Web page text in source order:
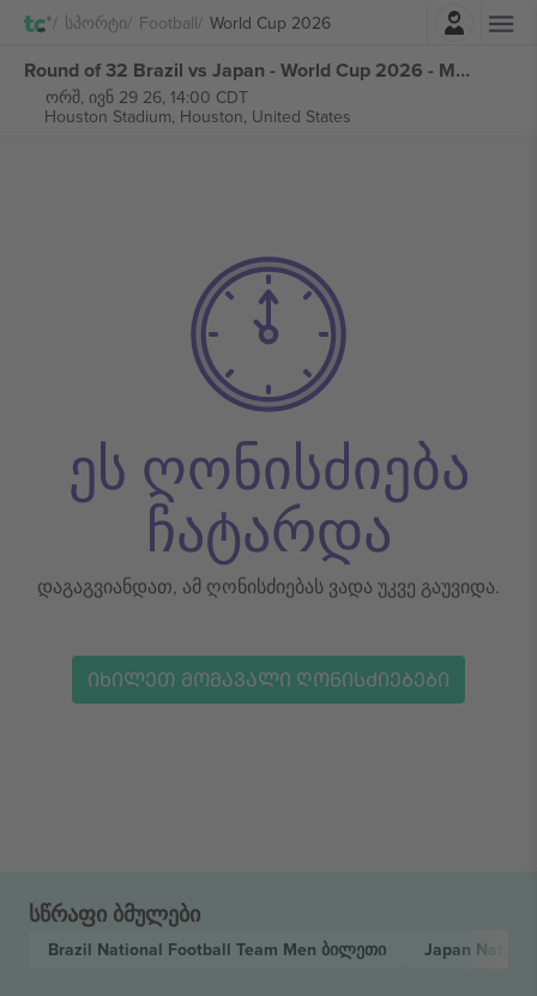
Სპორტი Football World Cup 2026შესვლა
Round of 32 Brazil vs Japan - World Cup 2026 - M76 ბილეთი
ორშ, ივნ 29 26, 14:00 CDT
Houston Stadium, Houston, United States
ეს ღონისძიება
ჩატარდა
დაგაგვიანდათ, ამ ღონისძიებას ვადა უკვე გაუვიდა.
ᲘᲮᲘᲚᲔᲗ ᲛᲝᲛᲐᲕᲐᲚᲘ ᲦᲝᲜᲘᲡᲫᲘᲔᲑᲔᲑᲘ
სწრაფი ბმულები
Brazil National Football Team Men ბილეთი Japan